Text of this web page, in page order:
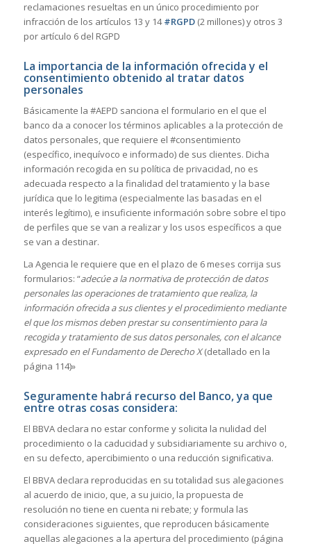
reclamaciones resueltas en un único procedimiento por
infracción de los artículos 13 y 14#RGPD(2 millones) y otros 3
por artículo 6 del RGPD
La importancia de la información ofrecida y el
consentimiento obtenido al tratar datos
personales
Básicamente la #AEPD sanciona el formulario en el que el
banco da a conocer los términos aplicables a la protección de
datos personales, que requiere el #consentimiento
(específico, inequívoco e informado) de sus clientes. Dicha
información recogida en su política de privacidad, no es
adecuada respecto a la finalidad del tratamiento y la base
jurídica que lo legitima (especialmente las basadas en el
interés legítimo), e insuficiente información sobre sobre el tipo
de perfiles que se van a realizar y los usos específicos a que
se van a destinar.
La Agencia le requiere que en el plazo de 6 meses corrija sus
formularios: “adecúe a la normativa de protección de datos
personales las operaciones de tratamiento que realiza, la
información ofrecida a sus clientes y el procedimiento mediante
el que los mismos deben prestar su consentimiento para la
recogida y tratamiento de sus datos personales, con el alcance
expresado en el Fundamento de Derecho X(detallado en la
página 114)»
Seguramente habrá recurso del Banco, ya que
entre otras cosas considera:
El BBVA declara no estar conforme y solicita la nulidad del
procedimiento o la caducidad y subsidiariamente su archivo o,
en su defecto, apercibimiento o una reducción significativa.
El BBVA declara reproducidas en su totalidad sus alegaciones
al acuerdo de inicio, que, a su juicio, la propuesta de
resolución no tiene en cuenta ni rebate; y formula las
consideraciones siguientes, que reproducen básicamente
aquellas alegaciones a la apertura del procedimiento (página